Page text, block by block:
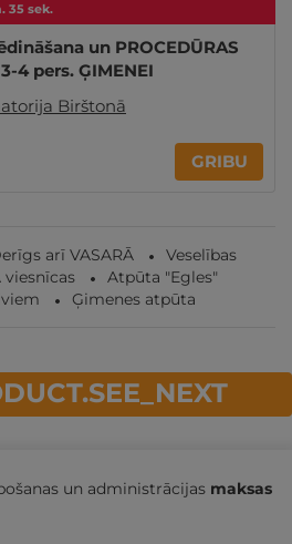
34 sek.
un PROCEDŪRAS
4 pers. ĢIMENEI
Birštonā
GRIBU
arī VASARĀ
Veselības
viesnīcas
Atpūta "Egles"
Ģimenes atpūta
un administrācijas maksas